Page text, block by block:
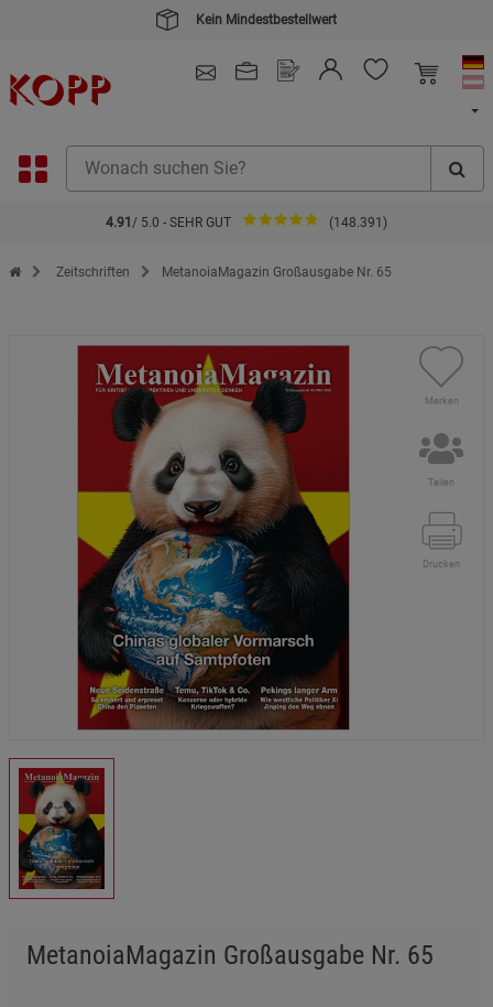
Kein Mindestbestellwert
4.91 / 5.0 - SEHR GUT (148.391)
Zur Startseite des Kopp Verlag Online-Shop
Zeitschriften MetanoiaMagazin Großausgabe Nr. 65
Merken
Teilen
Drucken
MetanoiaMagazin Großausgabe Nr. 65